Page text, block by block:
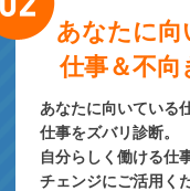
あなたに向
仕事＆不向
あなたに向いている
仕事をズバリ診断。
自分らしく働ける仕
チェンジにご活用く